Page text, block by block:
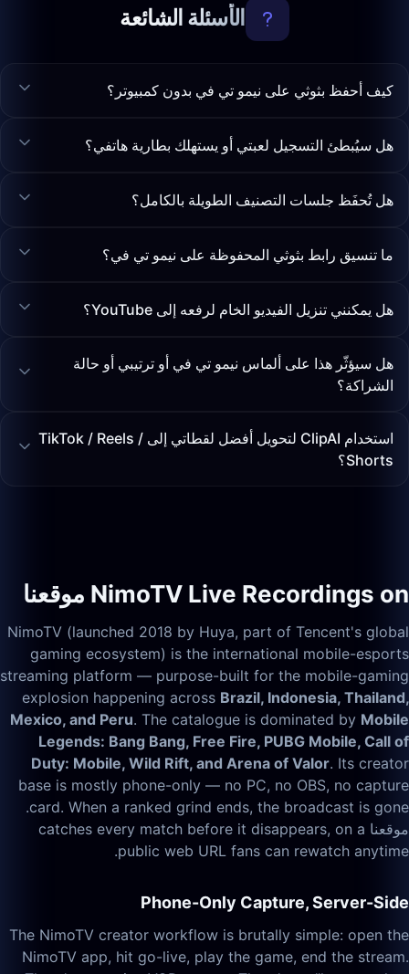
الأسئلة الشائعة
كيف أحفظ بثوثي على نيمو تي في بدون كمبيوتر؟
هل سيُبطئ التسجيل لعبتي أو يستهلك بطارية هاتفي؟
هل تُحفَظ جلسات التصنيف الطويلة بالكامل؟
ما تنسيق رابط بثوثي المحفوظة على نيمو تي في؟
هل يمكنني تنزيل الفيديو الخام لرفعه إلى YouTube؟
هل سيؤثّر هذا على ألماس نيمو تي في أو ترتيبي أو حالة
الشراكة؟
استخدام ClipAI لتحويل أفضل لقطاتي إلى TikTok / Reels /
Shorts؟
NimoTV Live Recordings on موقعنا
NimoTV (launched 2018 by Huya, part of Tencent's global
gaming ecosystem) is the international mobile-esports
streaming platform — purpose-built for the mobile-gaming
explosion happening across Brazil, Indonesia, Thailand,
Mexico, and Peru. The catalogue is dominated by Mobile
Legends: Bang Bang, Free Fire, PUBG Mobile, Call of
Duty: Mobile, Wild Rift, and Arena of Valor. Its creator
base is mostly phone-only — no PC, no OBS, no capture
card. When a ranked grind ends, the broadcast is gone.
موقعنا catches every match before it disappears, on a
public web URL fans can rewatch anytime.
Phone-Only Capture, Server-Side
The NimoTV creator workflow is brutally simple: open the
NimoTV app, hit go-live, play the game, end the stream.